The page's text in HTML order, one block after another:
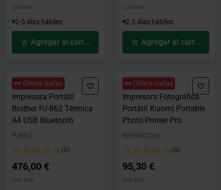
Con IVA
2-5 días hábiles
Agregar al carrito
Con IVA
2-5 días hábiles
Agregar al carrito
🕶️ Oferta Gafas
Impresora Portátil
Brother PJ-862 Térmica
A4 USB Bluetooth
PJ862
(0)
476,00 €
Con IVA
🕶️ Oferta Gafas
Impresora Fotográfica
Portátil Xiaomi Portable
Photo Printer Pro
BHR082QGL
(0)
95,30 €
Con IVA